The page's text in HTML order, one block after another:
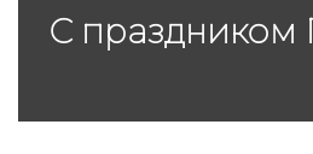
С праздником